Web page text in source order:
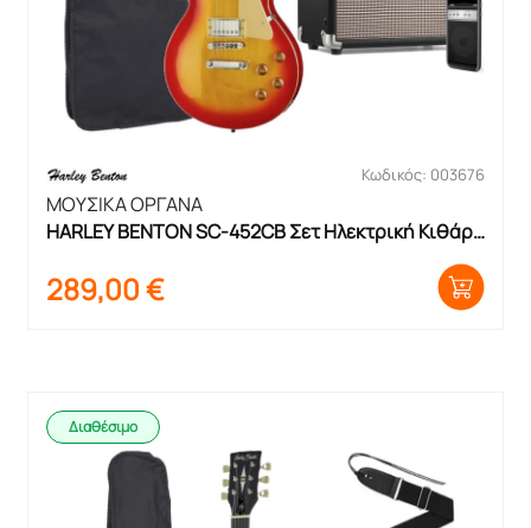
Κωδικός: 003676
ΜΟΥΣΙΚΑ ΟΡΓΑΝΑ
HARLEY BENTON SC-452CB Σετ Ηλεκτρική Κιθάρα
289,00€
Διαθέσιμο